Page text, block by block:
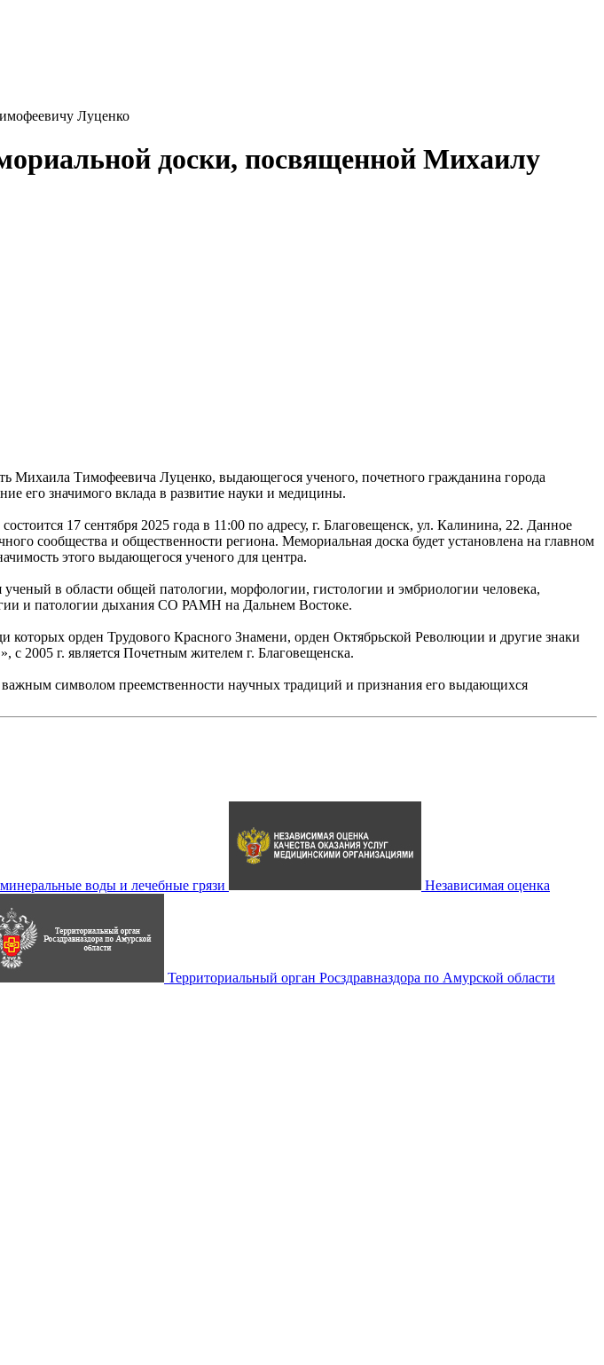
Луценко
доски, посвященной Михаилу
Михаила Тимофеевича Луценко, выдающегося ученого, почетного гражданина города
его значимого вклада в развитие науки и медицины.
17 сентября 2025 года в 11:00 по адресу, г. Благовещенск, ул. Калинина, 22. Данное
сообщества и общественности региона. Мемориальная доска будет установлена на главном
этого выдающегося ученого для центра.
в области общей патологии, морфологии, гистологии и эмбриологии человека,
и патологии дыхания СО РАМН на Дальнем Востоке.
орден Трудового Красного Знамени, орден Октябрьской Революции и другие знаки
2005 г. является Почетным жителем г. Благовещенска.
символом преемственности научных традиций и признания его выдающихся
воды и лечебные грязи Независимая оценка
Территориальный орган Росздравназдора по Амурской области